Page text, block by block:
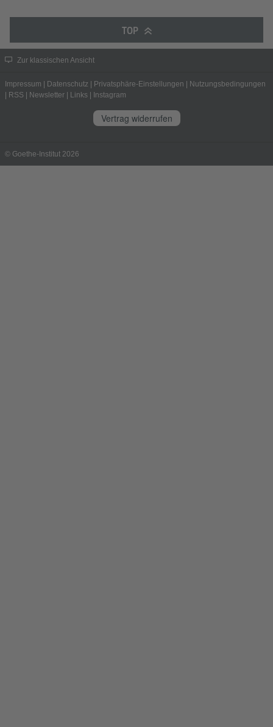
TOP
Zur klassischen Ansicht
Impressum | Datenschutz | Privatsphäre-Einstellungen | Nutzungsbedingungen
| RSS | Newsletter | Links | Instagram
Vertrag widerrufen
© Goethe-Institut 2026